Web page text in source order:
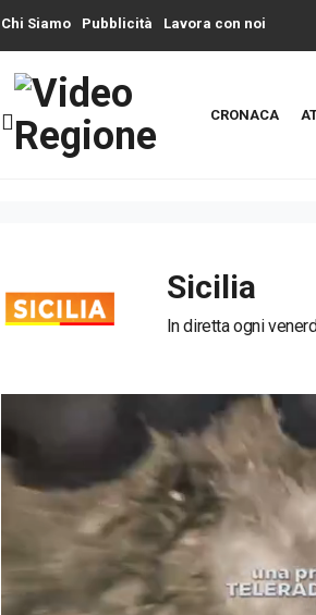
Chi Siamo Pubblicità Lavora con noi
CRONACA
Sicilia
In diretta ogni